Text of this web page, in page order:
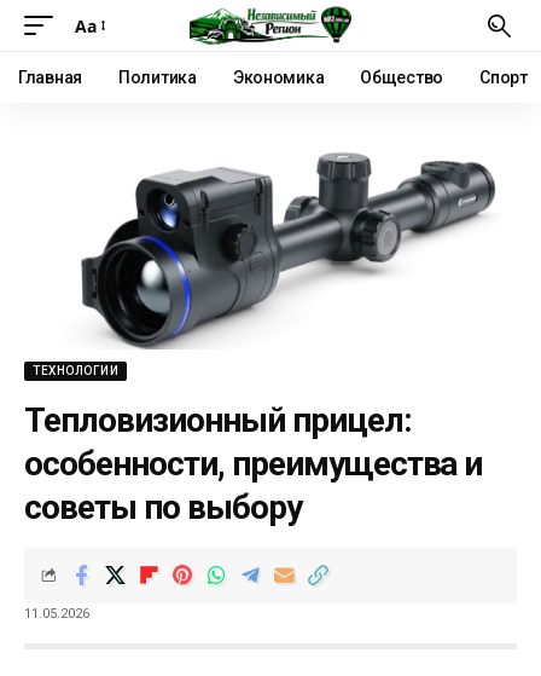
Аа
Главная Политика Экономика Общество Спорт
ТЕХНОЛОГИИ
Тепловизионный прицел:
особенности, преимущества и
советы по выбору
11.05.2026